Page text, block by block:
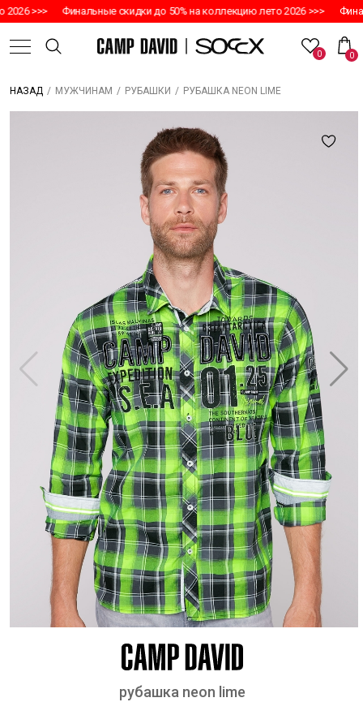
>>> Финальные скидки до 50% на коллекцию лето 2026 >>>
0 0
НАЗАД / МУЖЧИНАМ / РУБАШКИ / РУБАШКА NEON LIME
рубашка neon lime